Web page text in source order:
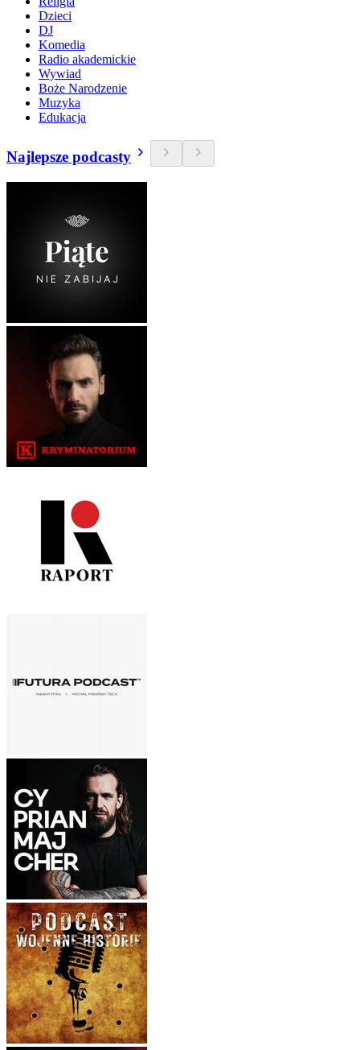
Dzieci
DJ
Komedia
Radio akademickie
Wywiad
Boże Narodzenie
Muzyka
Edukacja
Najlepsze podcasty